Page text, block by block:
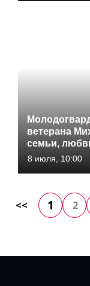
ветерана
семьи,
8 июля, 10:00
<< 1 2